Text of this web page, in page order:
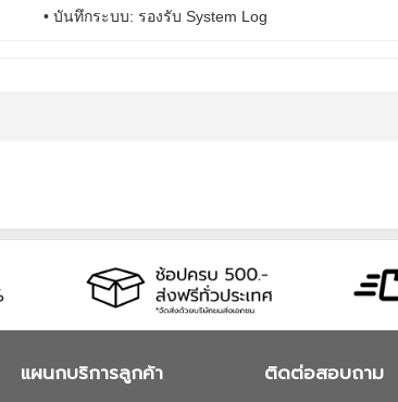
• บันทึกระบบ: รองรับ System Log
แผนกบริการลูกค้า ติดต่อสอบถาม